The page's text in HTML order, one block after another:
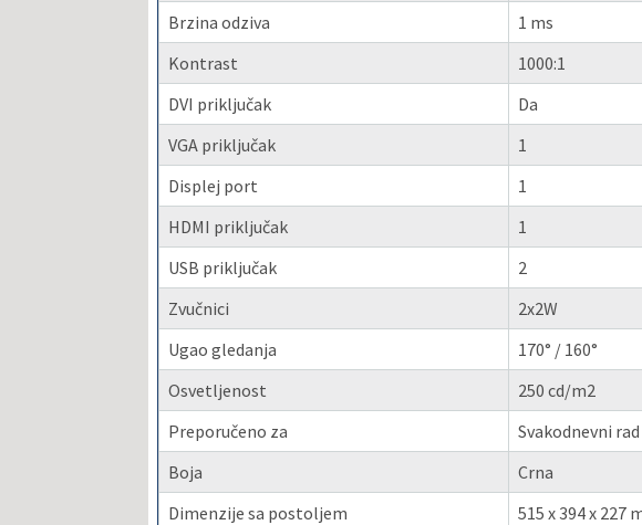
Brzina odziva
1 ms
Kontrast
1000:1
DVI priključak
Da
VGA priključak
1
Displej port
1
HDMI priključak
1
USB priključak
2
Zvučnici
2x2W
Ugao gledanja
170° / 160°
Osvetljenost
250 cd/m2
Preporučeno za
Svakodnevni rad
Boja
Crna
Dimenzije sa postoljem
515 x 394 x 227